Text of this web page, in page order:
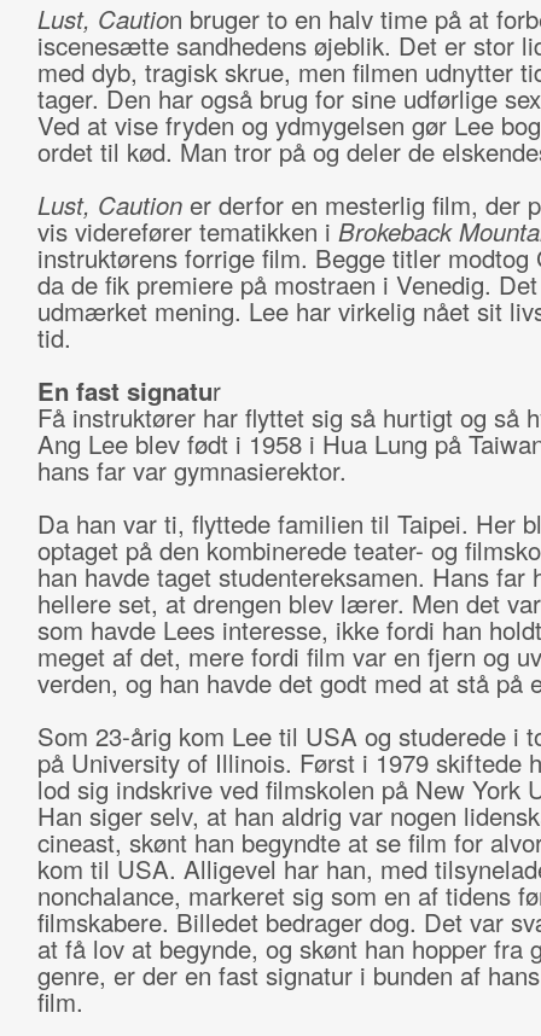
Lust, Caution bruger to en halv time på at
iscenesætte sandhedens øjeblik. Det er stor
med dyb, tragisk skrue, men filmen udnytter
tager. Den har også brug for sine udførlige
Ved at vise fryden og ydmygelsen gør Lee
ordet til kød. Man tror på og deler de
Lust, Cautioner derfor en mesterlig film, der
vis viderefører tematikken i Brokeback
instruktørens forrige film. Begge titler modtog
da de fik premiere på mostraen i Venedig.
udmærket mening. Lee har virkelig nået sit
tid.
En fast signatur
Få instruktører har flyttet sig så hurtigt og så
Ang Lee blev født i 1958 i Hua Lung på
hans far var gymnasierektor.
Da han var ti, flyttede familien til Taipei. Her
optaget på den kombinerede teater- og
han havde taget studentereksamen. Hans far
hellere set, at drengen blev lærer. Men det
som havde Lees interesse, ikke fordi han
meget af det, mere fordi film var en fjern og
verden, og han havde det godt med at stå på
Som 23-årig kom Lee til USA og studerede i
på University of Illinois. Først i 1979 skiftede
lod sig indskrive ved filmskolen på New York
Han siger selv, at han aldrig var nogen
cineast, skønt han begyndte at se film for
kom til USA. Alligevel har han, med
nonchalance, markeret sig som en af tidens
filmskabere. Billedet bedrager dog. Det var
at få lov at begynde, og skønt han hopper fra
genre, er der en fast signatur i bunden af
film.